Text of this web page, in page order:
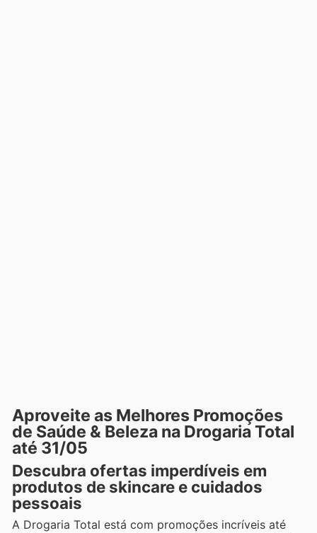
Aproveite as Melhores Promoções
de Saúde & Beleza na Drogaria Total
até 31/05
Descubra ofertas imperdíveis em
produtos de skincare e cuidados
pessoais
A Drogaria Total está com promoções incríveis até